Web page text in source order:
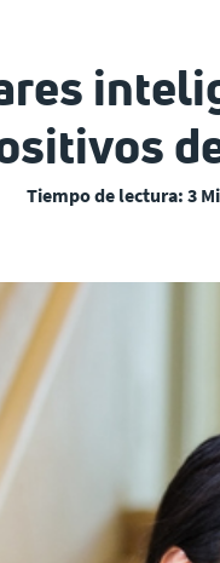
Tiempo de lectura: 3